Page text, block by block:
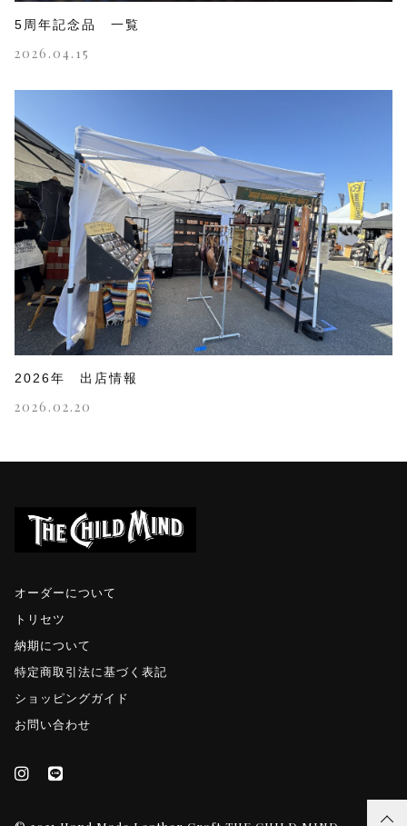
5周年記念品 一覧
2026.04.15
2026年 出店情報
2026.02.20
オーダーについて
トリセツ
納期について
特定商取引法に基づく表記
ショッピングガイド
お問い合わせ